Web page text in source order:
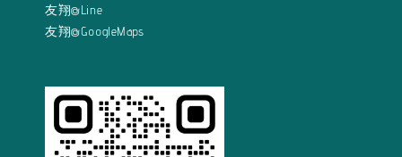
友翔@Line
友翔@GoogleMaps